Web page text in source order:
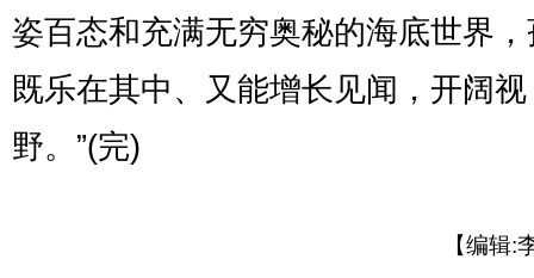
姿百态和充满无穷奥秘的海底世界
既乐在其中、又能增长见闻，开阔视
野。”(完)
【编辑: